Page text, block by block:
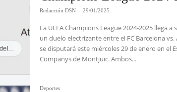
Redacción DSN - 29/01/2025
La UEFA Champions League 2024-2025 llega
un duelo electrizante entre el FC Barcelona vs.
se disputará este miércoles 29 de enero en el
Companys de Montjuïc. Ambos...
Deportes